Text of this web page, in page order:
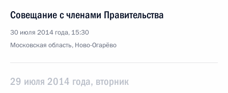
Совещание с членами Правительства
30 июля 2014 года, 15:30
Московская область, Ново-Огарёво
29 июля 2014 года, вторник